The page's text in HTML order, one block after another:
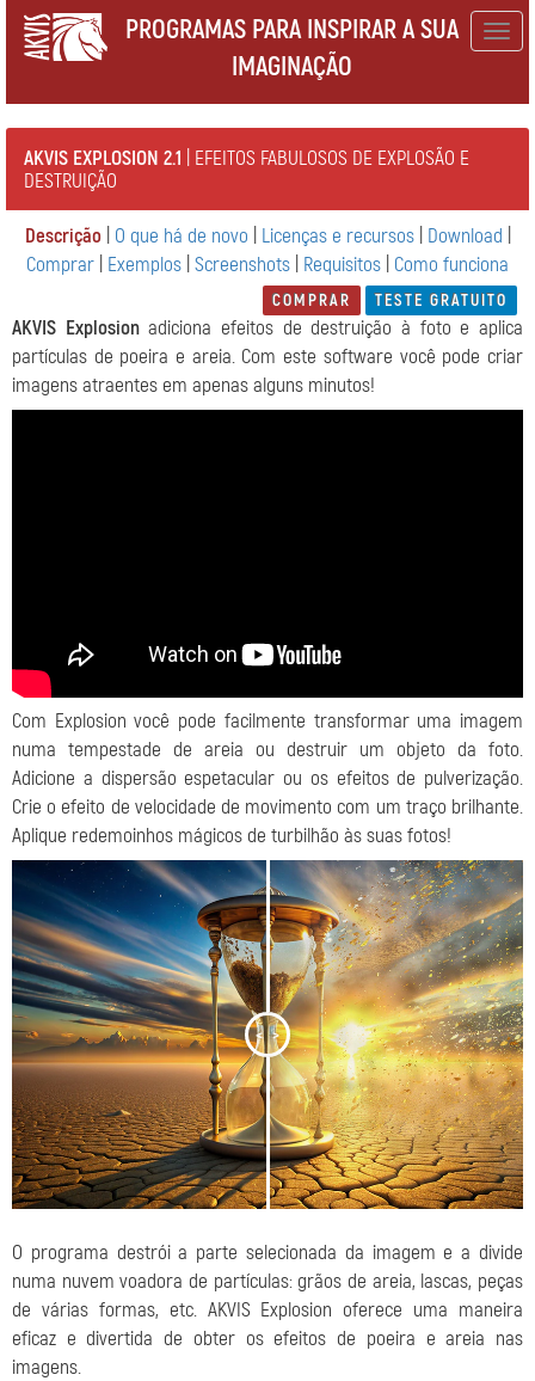
PROGRAMAS PARA INSPIRAR A SUA
IMAGINAÇÃO
AKVIS EXPLOSION 2.1 | EFEITOS FABULOSOS DE EXPLOSÃO E
DESTRUIÇÃO
Descrição O que há de novo Licenças e recursos| Download
Comprar Exemplos Screenshots Requisitos Como funciona
COMPRAR TESTE GRATUITO
AKVIS Explosionadiciona efeitos de destruição à foto e aplica
partículas de poeira e areia. Com este software você pode criar
imagens atraentes em apenas alguns minutos!
Com Explosion você pode facilmente transformar uma imagem
numa tempestade de areia ou destruir um objeto da foto.
Adicione a dispersão espetacular ou os efeitos de pulverização.
Crie o efeito de velocidade de movimento com um traço brilhante.
Aplique redemoinhos mágicos de turbilhão às suas fotos!
< >
O programa destrói a parte selecionada da imagem e a divide
numa nuvem voadora de partículas: grãos de areia, lascas, peças
de várias formas, etc. AKVIS Explosion oferece uma maneira
eficaz e divertida de obter os efeitos de poeira e areia nas
imagens.